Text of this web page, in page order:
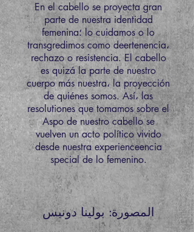
En el cabello se proyecta gran
parte de nuestra identidad
femenina؛ lo cuidamos o lo
transgredimos como deertenencia،
rechazo o resistencia. El cabello
es quizá la parte de nuestro
cuerpo más nuestra، la proyección
de quiénes somos. Así، las
resolutiones que tomamos sobre el
Aspo de nuestro cabello se
vuelven un acto político vivido
desde nuestra experienceencia
special de lo femenino.
المصورة: بولينا دونيس